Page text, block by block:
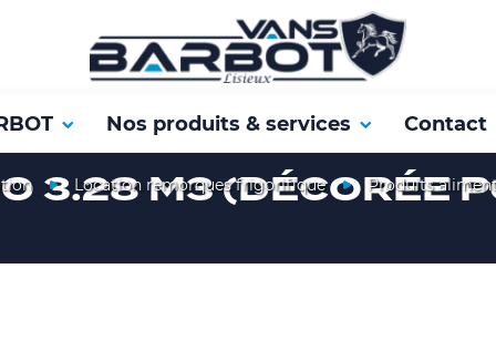
Nos produits & services Contact
3.28 M3 (DÉCORÉE
Location remorques frigorifique Produits